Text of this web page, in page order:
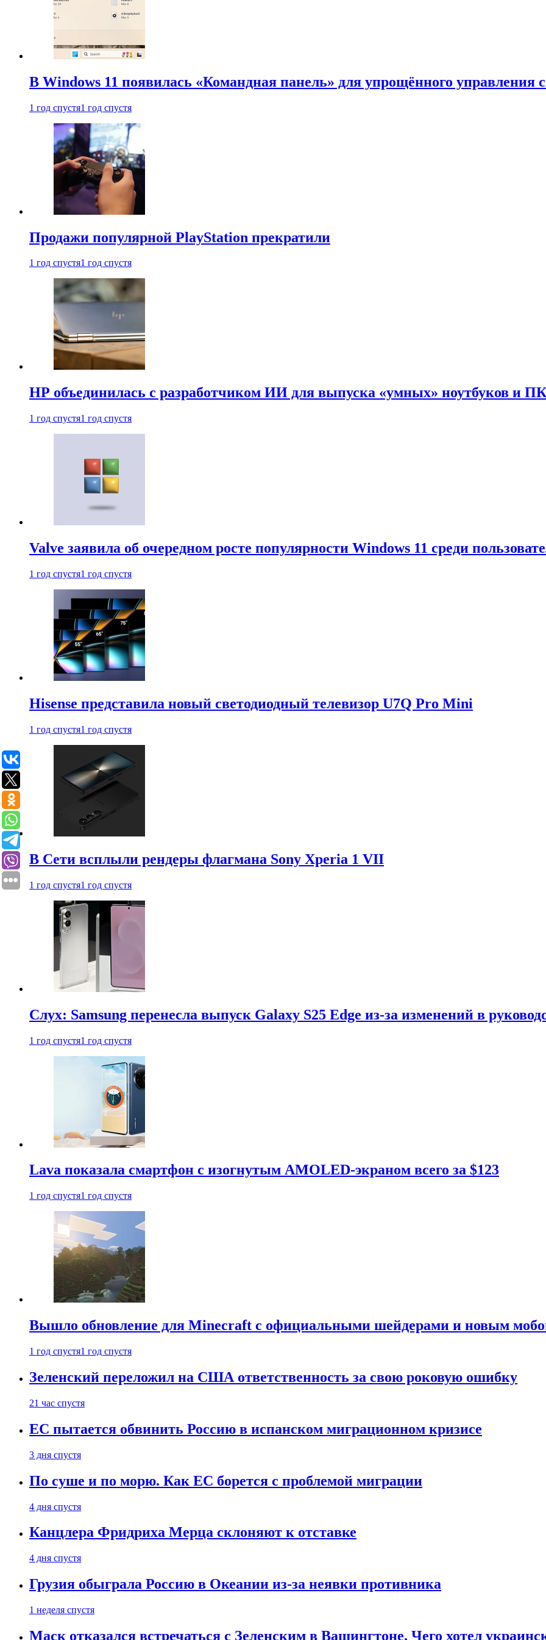
В Windows 11 появилась «Командная панель» для упрощённого управления
1 год спустя1 год спустя
Продажи популярной PlayStation прекратили
1 год спустя1 год спустя
HP объединилась с разработчиком ИИ для выпуска «умных» ноутбуков и ПК
1 год спустя1 год спустя
Valve заявила об очередном росте популярности Windows 11 среди
1 год спустя1 год спустя
Hisense представила новый светодиодный телевизор U7Q Pro Mini
1 год спустя1 год спустя
В Сети всплыли рендеры флагмана Sony Xperia 1 VII
1 год спустя1 год спустя
Слух: Samsung перенесла выпуск Galaxy S25 Edge из-за изменений в
1 год спустя1 год спустя
Lava показала смартфон с изогнутым AMOLED-экраном всего за $123
1 год спустя1 год спустя
Вышло обновление для Minecraft с официальными шейдерами и новым
1 год спустя1 год спустя
Зеленский переложил на США ответственность за свою роковую ошибку
21 час спустя
ЕС пытается обвинить Россию в испанском миграционном кризисе
3 дня спустя
По суше и по морю. Как ЕС борется с проблемой миграции
4 дня спустя
Канцлера Фридриха Мерца склоняют к отставке
4 дня спустя
Грузия обыграла Россию в Океании из-за неявки противника
1 неделя спустя
Маск отказался встречаться с Зеленским в Вашингтоне. Чего хотел